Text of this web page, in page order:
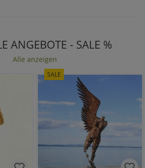
ANGEBOTE - SALE %
Alle anzeigen
SALE